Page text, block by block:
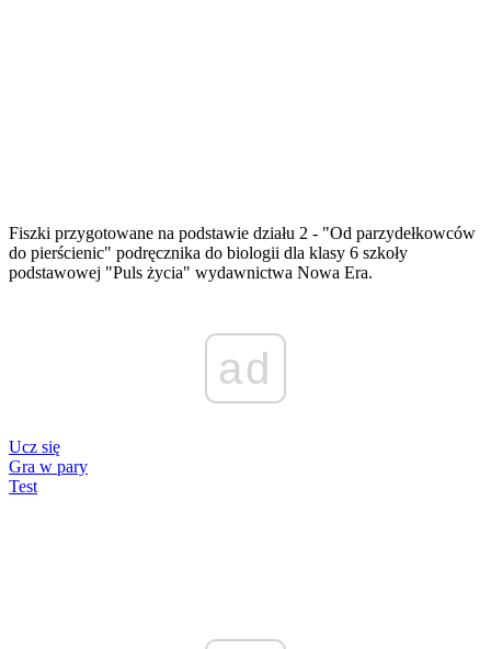
Fiszki przygotowane na podstawie działu 2 - "Od parzydełkowców
do pierścienic" podręcznika do biologii dla klasy 6 szkoły
podstawowej "Puls życia" wydawnictwa Nowa Era.
ad
Ucz się
Gra w pary
Test